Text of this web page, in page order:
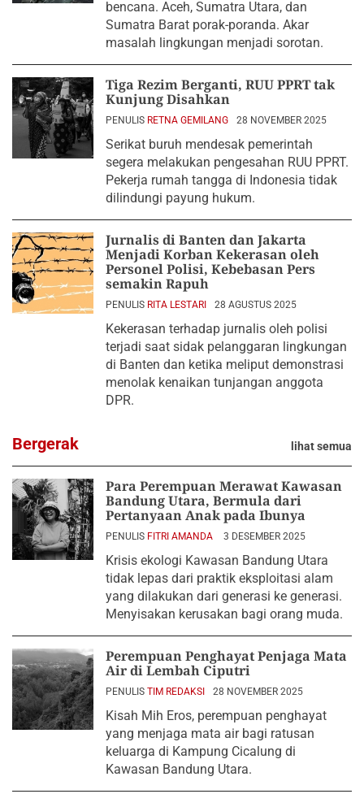
bencana. Aceh, Sumatra Utara, dan
Sumatra Barat porak-poranda. Akar
masalah lingkungan menjadi sorotan.
Tiga Rezim Berganti, RUU PPRT tak
Kunjung Disahkan
PENULIS RETNA GEMILANG 28 NOVEMBER 2025
Serikat buruh mendesak pemerintah
segera melakukan pengesahan RUU PPRT.
Pekerja rumah tangga di Indonesia tidak
dilindungi payung hukum.
Jurnalis di Banten dan Jakarta
Menjadi Korban Kekerasan oleh
Personel Polisi, Kebebasan Pers
semakin Rapuh
PENULIS RITA LESTARI 28 AGUSTUS 2025
Kekerasan terhadap jurnalis oleh polisi
terjadi saat sidak pelanggaran lingkungan
di Banten dan ketika meliput demonstrasi
menolak kenaikan tunjangan anggota
DPR.
Bergerak lihat semua
Para Perempuan Merawat Kawasan
Bandung Utara, Bermula dari
Pertanyaan Anak pada Ibunya
PENULIS FITRI AMANDA 3 DESEMBER 2025
Krisis ekologi Kawasan Bandung Utara
tidak lepas dari praktik eksploitasi alam
yang dilakukan dari generasi ke generasi.
Menyisakan kerusakan bagi orang muda.
Perempuan Penghayat Penjaga Mata
Air di Lembah Ciputri
PENULIS TIM REDAKSI 28 NOVEMBER 2025
Kisah Mih Eros, perempuan penghayat
yang menjaga mata air bagi ratusan
keluarga di Kampung Cicalung di
Kawasan Bandung Utara.